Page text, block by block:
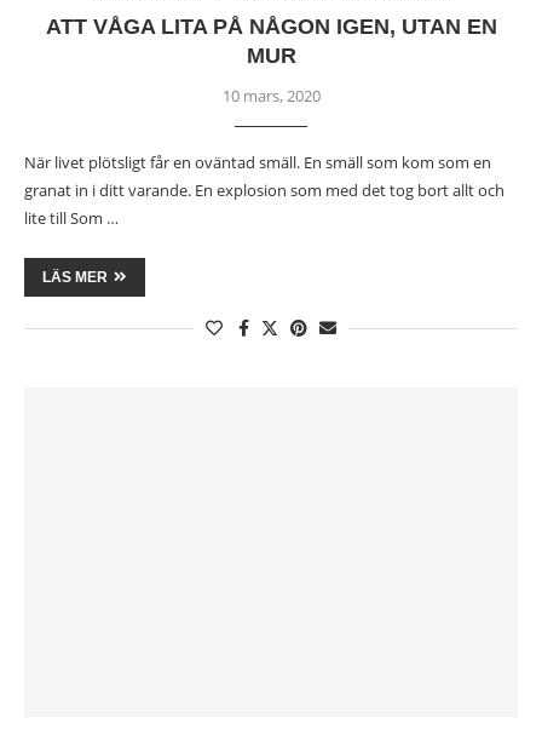
ATT VÅGA LITA PÅ NÅGON IGEN, UTAN EN
MUR
10 mars, 2020
När livet plötsligt får en oväntad smäll. En smäll som kom som en
granat in i ditt varande. En explosion som med det tog bort allt och
lite till Som …
LÄS MER